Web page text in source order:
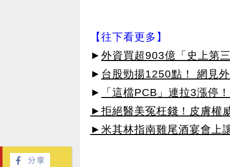
【往下看更多】
► 外資買超903億「史上第
► 台股勁揚1250點！ 網見
►
「這檔PCB」連拉3漲停
►拒絕醫美冤枉錢！皮膚權
►米其林指南雞尾酒宴會上